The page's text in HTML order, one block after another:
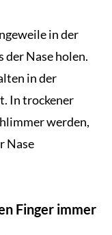
in der
der Nase holen.
in der
In trockener
werden,
Nase
Finger immer